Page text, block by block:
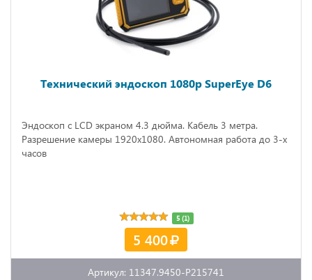
Технический эндоскоп 1080р SuperEye D6
Эндоскоп с LCD экраном 4.3 дюйма. Кабель 3 метра.
Разрешение камеры 1920х1080. Автономная работа до 3-х
часов
5 (1)
5 400
Артикул: 11347.9450-P215741